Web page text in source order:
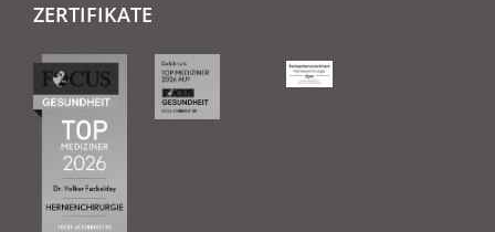
ZERTIFIKATE